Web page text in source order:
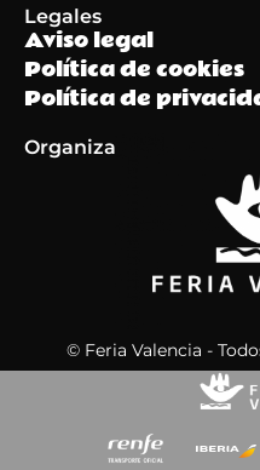
Legales
Aviso legal
Política de cookies
Política de
Organiza
© Feria Valencia -